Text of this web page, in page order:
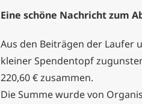
Eine schöne Nachricht zum
Aus den Beiträgen der Laufer
kleiner Spendentopf
220,60 € zusammen.
Die Summe wurde von